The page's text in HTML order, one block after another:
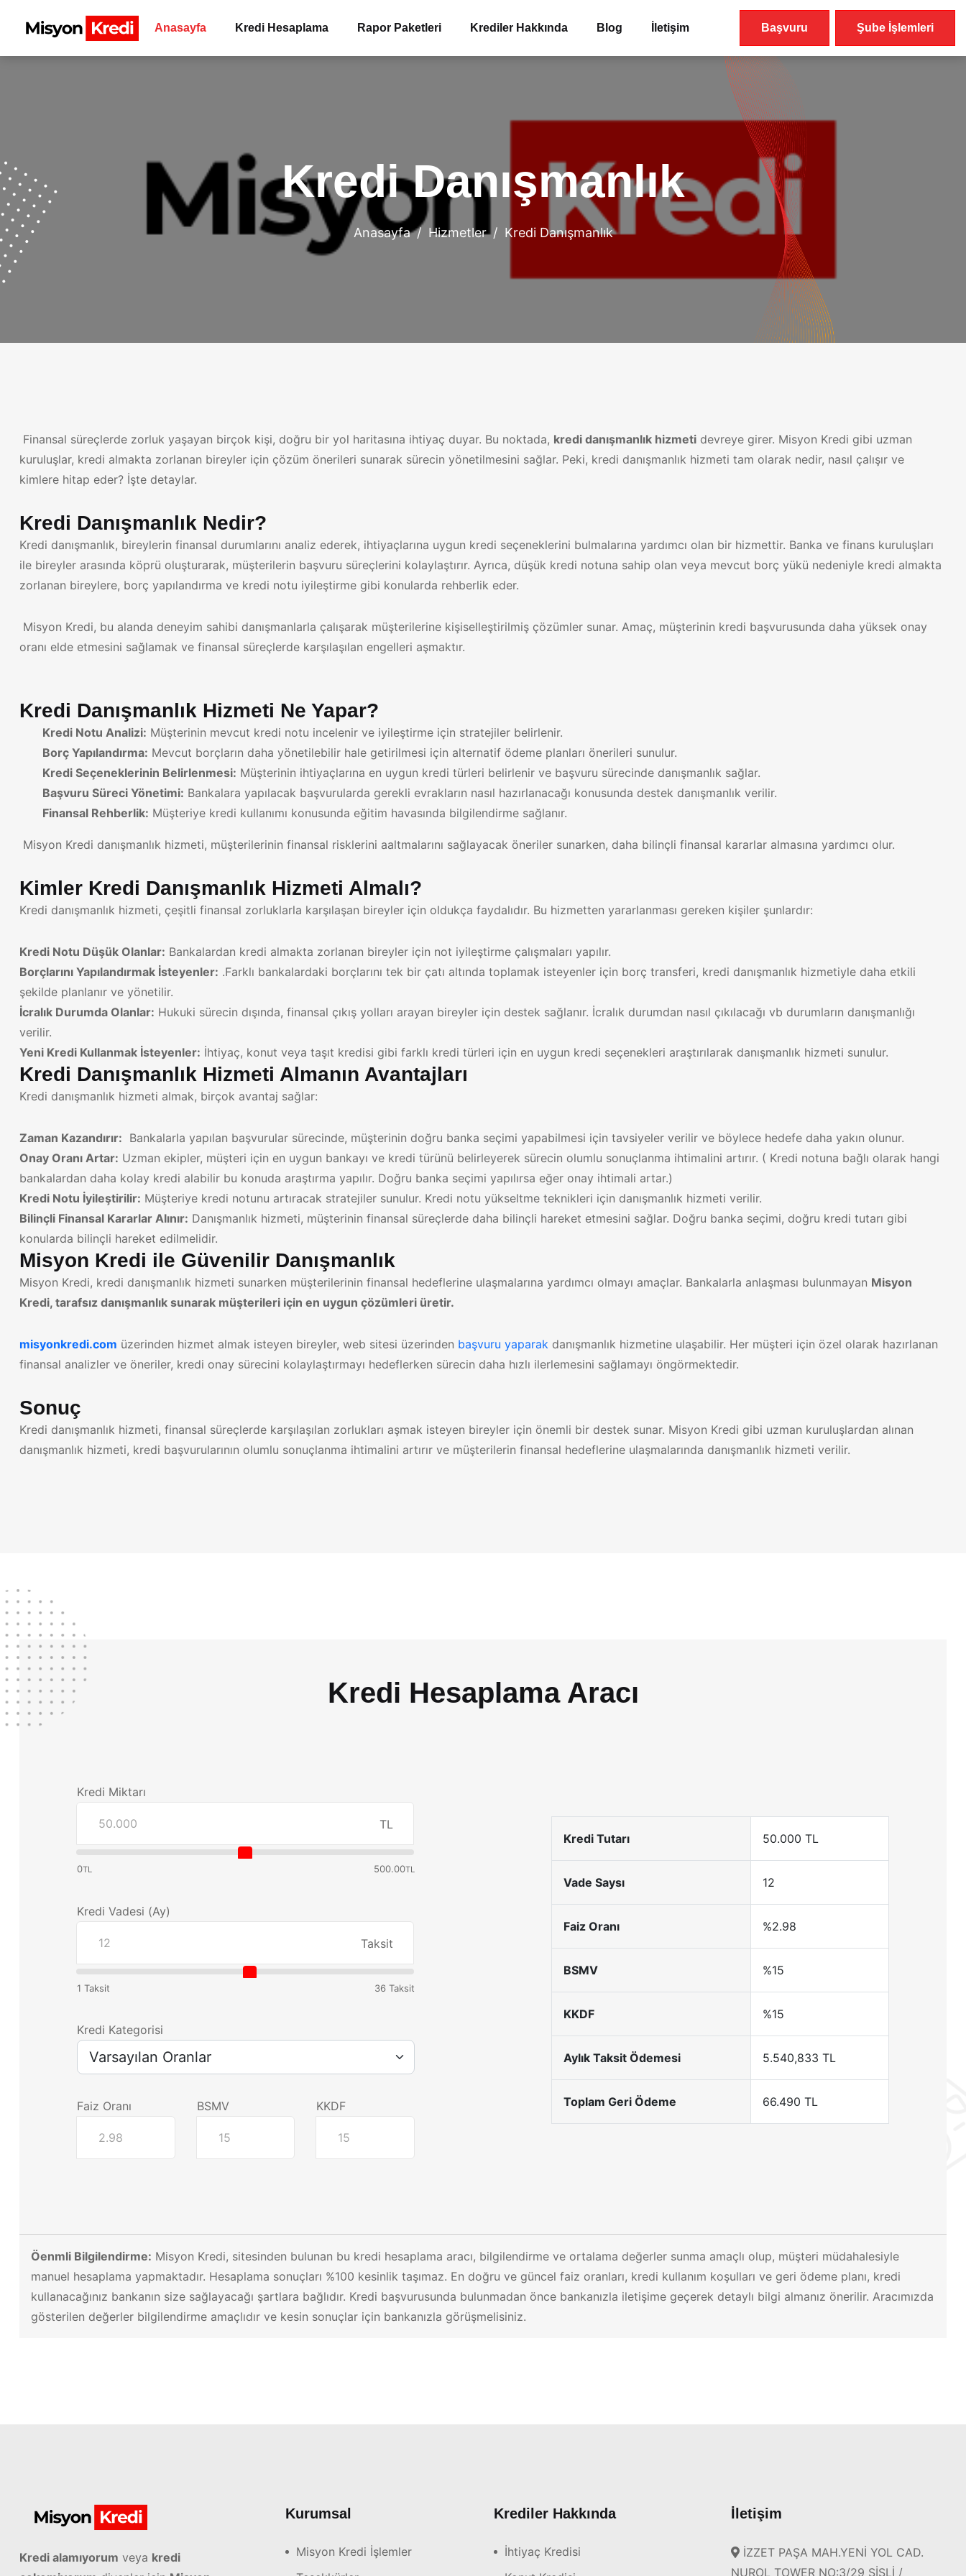
Anasayfa Kredi Hesaplama Rapor Paketleri Krediler Hakkında Blog İletişim Başvuru Şube İşlemleri
Kredi Danışmanlık
Anasayfa Hizmetler Kredi Danışmanlık
Finansal süreçlerde zorluk yaşayan birçok kişi, doğru bir yol haritasına ihtiyaç duyar. Bu noktada, kredi danışmanlık hizmeti devreye girer. Misyon Kredi gibi uzman
kuruluşlar, kredi almakta zorlanan bireyler için çözüm önerileri sunarak sürecin yönetilmesini sağlar. Peki, kredi danışmanlık hizmeti tam olarak nedir, nasıl çalışır ve
kimlere hitap eder? İşte detaylar.
Kredi Danışmanlık Nedir?
Kredi danışmanlık, bireylerin finansal durumlarını analiz ederek, ihtiyaçlarına uygun kredi seçeneklerini bulmalarına yardımcı olan bir hizmettir. Banka ve finans kuruluşları
ile bireyler arasında köprü oluşturarak, müşterilerin başvuru süreçlerini kolaylaştırır. Ayrıca, düşük kredi notuna sahip olan veya mevcut borç yükü nedeniyle kredi almakta
zorlanan bireylere, borç yapılandırma ve kredi notu iyileştirme gibi konularda rehberlik eder.
Misyon Kredi, bu alanda deneyim sahibi danışmanlarla çalışarak müşterilerine kişiselleştirilmiş çözümler sunar. Amaç, müşterinin kredi başvurusunda daha yüksek onay
oranı elde etmesini sağlamak ve finansal süreçlerde karşılaşılan engelleri aşmaktır.
Kredi Danışmanlık Hizmeti Ne Yapar?
Kredi Notu Analizi: Müşterinin mevcut kredi notu incelenir ve iyileştirme için stratejiler belirlenir.
Borç Yapılandırma: Mevcut borçların daha yönetilebilir hale getirilmesi için alternatif ödeme planları önerileri sunulur.
Kredi Seçeneklerinin Belirlenmesi: Müşterinin ihtiyaçlarına en uygun kredi türleri belirlenir ve başvuru sürecinde danışmanlık sağlar.
Başvuru Süreci Yönetimi: Bankalara yapılacak başvurularda gerekli evrakların nasıl hazırlanacağı konusunda destek danışmanlık verilir.
Finansal Rehberlik: Müşteriye kredi kullanımı konusunda eğitim havasında bilgilendirme sağlanır.
Misyon Kredi danışmanlık hizmeti, müşterilerinin finansal risklerini aaltmalarını sağlayacak öneriler sunarken, daha bilinçli finansal kararlar almasına yardımcı olur.
Kimler Kredi Danışmanlık Hizmeti Almalı?
Kredi danışmanlık hizmeti, çeşitli finansal zorluklarla karşılaşan bireyler için oldukça faydalıdır. Bu hizmetten yararlanması gereken kişiler şunlardır:
Kredi Notu Düşük Olanlar: Bankalardan kredi almakta zorlanan bireyler için not iyileştirme çalışmaları yapılır.
Borçlarını Yapılandırmak İsteyenler: .Farklı bankalardaki borçlarını tek bir çatı altında toplamak isteyenler için borç transferi, kredi danışmanlık hizmetiyle daha etkili
şekilde planlanır ve yönetilir.
İcralık Durumda Olanlar: Hukuki sürecin dışında, finansal çıkış yolları arayan bireyler için destek sağlanır. İcralık durumdan nasıl çıkılacağı vb durumların danışmanlığı
verilir.
Yeni Kredi Kullanmak İsteyenler: İhtiyaç, konut veya taşıt kredisi gibi farklı kredi türleri için en uygun kredi seçenekleri araştırılarak danışmanlık hizmeti sunulur.
Kredi Danışmanlık Hizmeti Almanın Avantajları
Kredi danışmanlık hizmeti almak, birçok avantaj sağlar:
Zaman Kazandırır: Bankalarla yapılan başvurular sürecinde, müşterinin doğru banka seçimi yapabilmesi için tavsiyeler verilir ve böylece hedefe daha yakın olunur.
Onay Oranı Artar: Uzman ekipler, müşteri için en uygun bankayı ve kredi türünü belirleyerek sürecin olumlu sonuçlanma ihtimalini artırır. ( Kredi notuna bağlı olarak hangi
bankalardan daha kolay kredi alabilir bu konuda araştırma yapılır. Doğru banka seçimi yapılırsa eğer onay ihtimali artar.)
Kredi Notu İyileştirilir: Müşteriye kredi notunu artıracak stratejiler sunulur. Kredi notu yükseltme teknikleri için danışmanlık hizmeti verilir.
Bilinçli Finansal Kararlar Alınır: Danışmanlık hizmeti, müşterinin finansal süreçlerde daha bilinçli hareket etmesini sağlar. Doğru banka seçimi, doğru kredi tutarı gibi
konularda bilinçli hareket edilmelidir.
Misyon Kredi ile Güvenilir Danışmanlık
Misyon Kredi, kredi danışmanlık hizmeti sunarken müşterilerinin finansal hedeflerine ulaşmalarına yardımcı olmayı amaçlar. Bankalarla anlaşması bulunmayan Misyon
Kredi, tarafsız danışmanlık sunarak müşterileri için en uygun çözümleri üretir.
misyonkredi.com üzerinden hizmet almak isteyen bireyler, web sitesi üzerinden başvuru yaparak danışmanlık hizmetine ulaşabilir. Her müşteri için özel olarak hazırlanan
finansal analizler ve öneriler, kredi onay sürecini kolaylaştırmayı hedeflerken sürecin daha hızlı ilerlemesini sağlamayı öngörmektedir.
Sonuç
Kredi danışmanlık hizmeti, finansal süreçlerde karşılaşılan zorlukları aşmak isteyen bireyler için önemli bir destek sunar. Misyon Kredi gibi uzman kuruluşlardan alınan
danışmanlık hizmeti, kredi başvurularının olumlu sonuçlanma ihtimalini artırır ve müşterilerin finansal hedeflerine ulaşmalarında danışmanlık hizmeti verilir.
Kredi Hesaplama Aracı
Kredi Miktarı
TL
0TL 500.00TL
Kredi Vadesi (Ay)
Taksit
1 Taksit 36 Taksit
Kredi Kategorisi
Faiz Oranı BSMV KKDF
Kredi Tutarı 50.000 TL
Vade Saysı 12
Faiz Oranı %2.98
BSMV %15
KKDF %15
Aylık Taksit Ödemesi 5.540,833 TL
Toplam Geri Ödeme 66.490 TL
Öenmli Bilgilendirme: Misyon Kredi, sitesinden bulunan bu kredi hesaplama aracı, bilgilendirme ve ortalama değerler sunma amaçlı olup, müşteri müdahalesiyle
manuel hesaplama yapmaktadır. Hesaplama sonuçları %100 kesinlik taşımaz. En doğru ve güncel faiz oranları, kredi kullanım koşulları ve geri ödeme planı, kredi
kullanacağınız bankanın size sağlayacağı şartlara bağlıdır. Kredi başvurusunda bulunmadan önce bankanızla iletişime geçerek detaylı bilgi almanız önerilir. Aracımızda
gösterilen değerler bilgilendirme amaçlıdır ve kesin sonuçlar için bankanızla görüşmelisiniz.
Kredi alamıyorum veya kredi
Kurumsal
Misyon Kredi İşlemler
Krediler Hakkında
İhtiyaç Kredisi
İletişim
İZZET PAŞA MAH.YENİ YOL CAD.
NUROL TOWER NO:3/29 ŞİŞLİ /